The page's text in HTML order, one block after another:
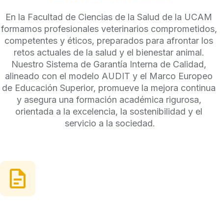
En la Facultad de Ciencias de la Salud de la UCAM
formamos profesionales veterinarios comprometidos,
competentes y éticos, preparados para afrontar los
retos actuales de la salud y el bienestar animal.
Nuestro Sistema de Garantía Interna de Calidad,
alineado con el modelo AUDIT y el Marco Europeo
de Educación Superior, promueve la mejora continua
y asegura una formación académica rigurosa,
orientada a la excelencia, la sostenibilidad y el
servicio a la sociedad.